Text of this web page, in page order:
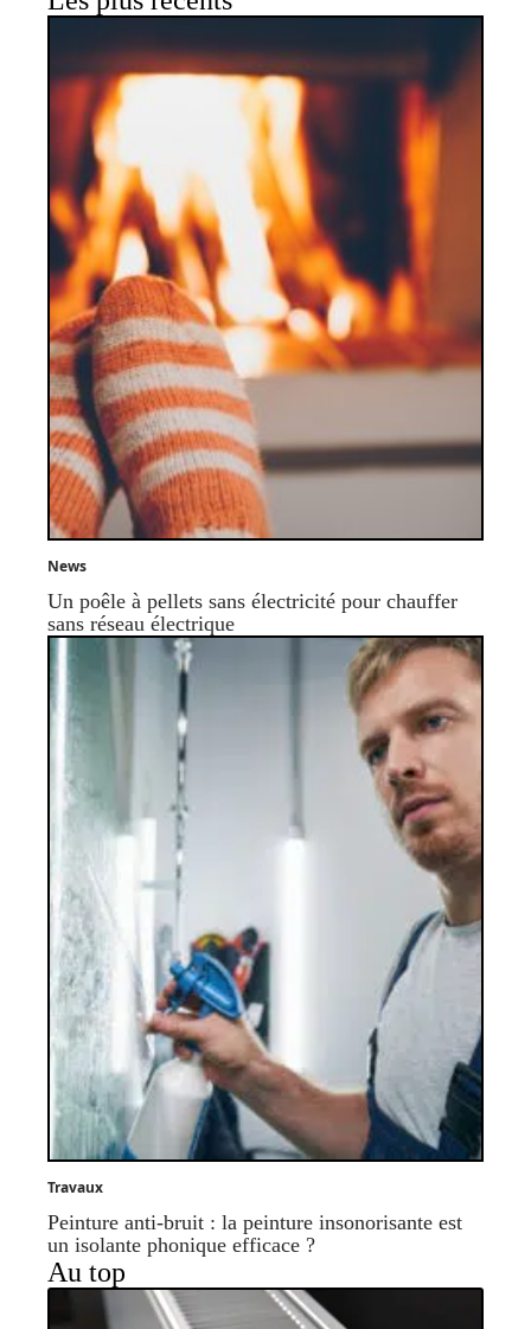
News
Un poêle à pellets sans électricité pour chauffer
sans réseau électrique
Travaux
Peinture anti-bruit : la peinture insonorisante est
un isolante phonique efficace ?
Au top